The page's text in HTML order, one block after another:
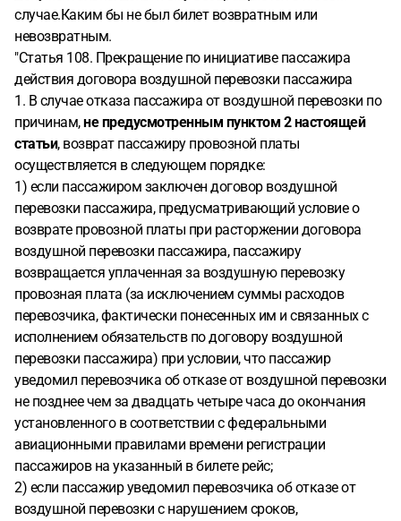
случае.Каким бы не был билет возвратным или
невозвратным.
"Статья 108. Прекращение по инициативе пассажира
действия договора воздушной перевозки пассажира
1. В случае отказа пассажира от воздушной перевозки по
причинам,не предусмотренным пунктом 2 настоящей
статьи, возврат пассажиру провозной платы
осуществляется в следующем порядке:
1) если пассажиром заключен договор воздушной
перевозки пассажира, предусматривающий условие о
возврате провозной платы при расторжении договора
воздушной перевозки пассажира, пассажиру
возвращается уплаченная за воздушную перевозку
провозная плата (за исключением суммы расходов
перевозчика, фактически понесенных им и связанных с
исполнением обязательств по договору воздушной
перевозки пассажира) при условии, что пассажир
уведомил перевозчика об отказе от воздушной перевозки
не позднее чем за двадцать четыре часа до окончания
установленного в соответствии с федеральными
авиационными правилами времени регистрации
пассажиров на указанный в билете рейс;
2) если пассажир уведомил перевозчика об отказе от
воздушной перевозки с нарушением сроков,